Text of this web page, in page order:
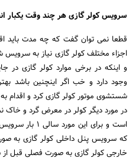
سرویس کولر گازی هر چند وقت یکبار
قطعا نمی توان گفت که چه مدت باید
اجزاء مختلف کولر گازی نیاز به سرویس
و اینکه در برخی موارد کولر گازی در
وجود دارد و خب اگر اینچنین باشد
شستشوی موتور کولر گازی کرد و اقدام
در مورد دیگر کولر در معرض گرد و خاک
است و برای این
که سرویس پنل داخلی کولر گازی به
خارجی کولر گازی به صورت فصلی قبل